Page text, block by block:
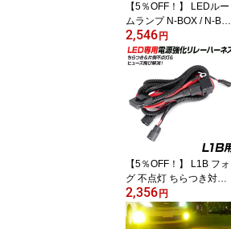
【5％OFF！】 LEDルー
ムランプ N-BOX / N-BOX
カスタム JF5 JF6 専用設
計 3点セット＋T10付 室
内が暗い悩み解消 爆光純
白 高輝度SMD ポン付け
簡単取付 省電力 長寿命
全グレード対応 R5.10〜
NBOX エヌボックス
2,546 円
【5％OFF！】 L1B フォ
グ 不点灯 ちらつき対策
強化リレーハーネス LED
対応 電力不足解消 バッ
直 電圧降下防止 LED明
2,356 円